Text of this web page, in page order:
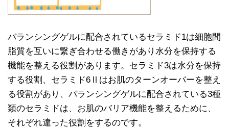
バランシングゲルに配合されているセラミド1は細胞間
脂質を互いに繋ぎ合わせる働きがあり水分を保持する
機能を整える役割があります。セラミド3は水分を保持
する役割、セラミド6Ⅱはお肌のターンオーバーを整え
る役割があり、バランシングゲルに配合されている3種
類のセラミドは、お肌のバリア機能を整えるために、
それぞれ違った役割をするのです。